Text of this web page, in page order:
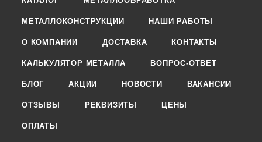
МЕТАЛЛОКОНСТРУКЦИИ НАШИ РАБОТЫ
О КОМПАНИИ ДОСТАВКА КОНТАКТЫ
КАЛЬКУЛЯТОР МЕТАЛЛА ВОПРОС-ОТВЕТ
БЛОГ АКЦИИ НОВОСТИ ВАКАНСИИ
ОТЗЫВЫ РЕКВИЗИТЫ ЦЕНЫ
ОПЛАТЫ